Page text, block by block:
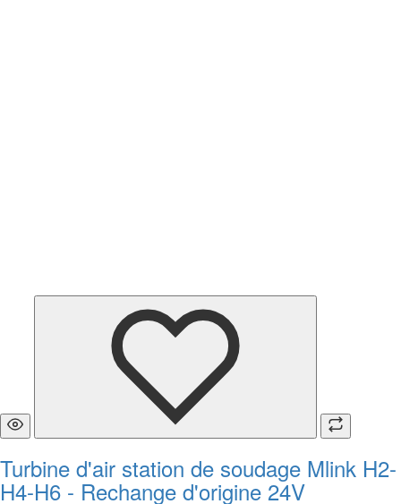
Turbine d'air station de soudage Mlink H2-
H4-H6 - Rechange d'origine 24V